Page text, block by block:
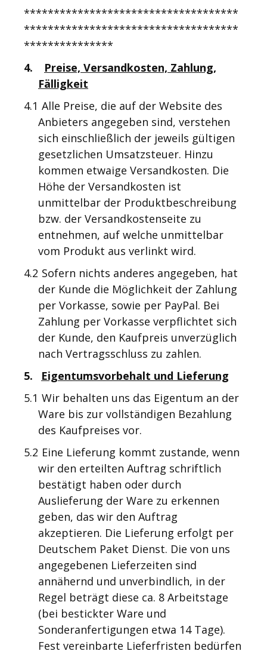
************************************
************************************
***************
4.
Preise, Versandkosten, Zahlung,
Fälligkeit
4.1 Alle Preise, die auf der Website des
Anbieters angegeben sind, verstehen
sich einschließlich der jeweils gültigen
gesetzlichen Umsatzsteuer. Hinzu
kommen etwaige Versandkosten. Die
Höhe der Versandkosten ist
unmittelbar der Produktbeschreibung
bzw. der Versandkostenseite zu
entnehmen, auf welche unmittelbar
vom Produkt aus verlinkt wird.
4.2 Sofern nichts anderes angegeben, hat
der Kunde die Möglichkeit der Zahlung
per Vorkasse, sowie per PayPal. Bei
Zahlung per Vorkasse verpflichtet sich
der Kunde, den Kaufpreis unverzüglich
nach Vertragsschluss zu zahlen.
5.
Eigentumsvorbehalt und Lieferung
5.1 Wir behalten uns das Eigentum an der
Ware bis zur vollständigen Bezahlung
des Kaufpreises vor.
5.2 Eine Lieferung kommt zustande, wenn
wir den erteilten Auftrag schriftlich
bestätigt haben oder durch
Auslieferung der Ware zu erkennen
geben, das wir den Auftrag
akzeptieren. Die Lieferung erfolgt per
Deutschem Paket Dienst. Die von uns
angegebenen Lieferzeiten sind
annähernd und unverbindlich, in der
Regel beträgt diese ca. 8 Arbeitstage
(bei bestickter Ware und
Sonderanfertigungen etwa 14 Tage).
Fest vereinbarte Lieferfristen bedürfen